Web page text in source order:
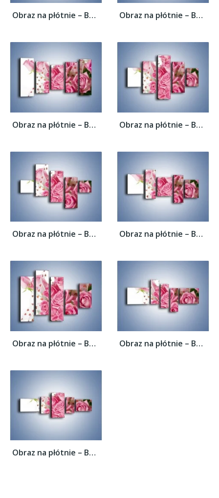
Obraz na płótnie – Bukiet pełny miłości –... Obraz na płótnie – Bukiet pełny miłości –...
Obraz na płótnie – Bukiet pełny miłości –... Obraz na płótnie – Bukiet pełny miłości –...
Obraz na płótnie – Bukiet pełny miłości –... Obraz na płótnie – Bukiet pełny miłości –...
Obraz na płótnie – Bukiet pełny miłości –... Obraz na płótnie – Bukiet pełny miłości –...
Obraz na płótnie – Bukiet pełny miłości –...